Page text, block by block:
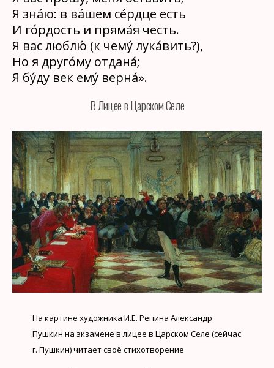
Я зна́ю: в ва́шем се́рдце есть
И го́рдость и пряма́я честь.
Я вас люблю́ (к чему́ лука́вить?),
Но я друго́му отдана́;
Я бу́ду век ему́ верна́».
В Лицее в Царском Селе
На картине художника И.Е. Репина Александр
Пушкин на экзамене в лицее в Царском Селе (сейчас
г. Пушкин) читает своё стихотворение